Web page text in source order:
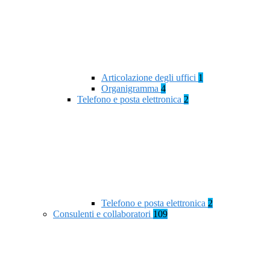
Articolazione degli uffici 1
Organigramma 4
Telefono e posta elettronica 2
Telefono e posta elettronica 2
Consulenti e collaboratori 109